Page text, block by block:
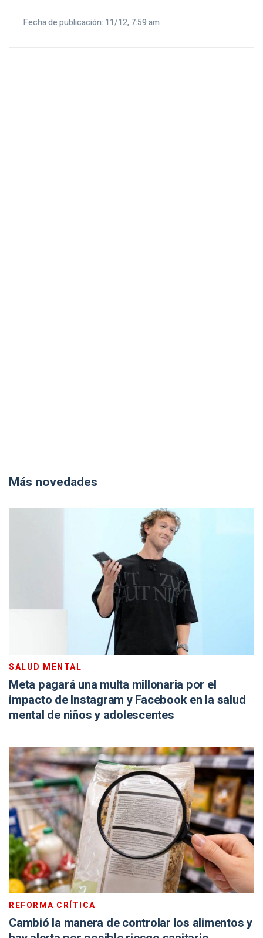
Fecha de publicación: 11/12, 7:59 am
Más novedades
SALUD MENTAL
Meta pagará una multa millonaria por el
impacto de Instagram y Facebook en la salud
mental de niños y adolescentes
REFORMA CRÍTICA
Cambió la manera de controlar los alimentos y